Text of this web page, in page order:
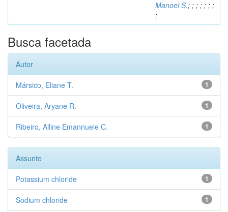
Manoel S.; ; ; ; ; ; ;
;
Busca facetada
Autor
1
Mársico, Eliane T.
1
Oliveira, Aryane R.
1
Ribeiro, Alline Emannuele C.
Assunto
1
Potassium chloride
1
Sodium chloride